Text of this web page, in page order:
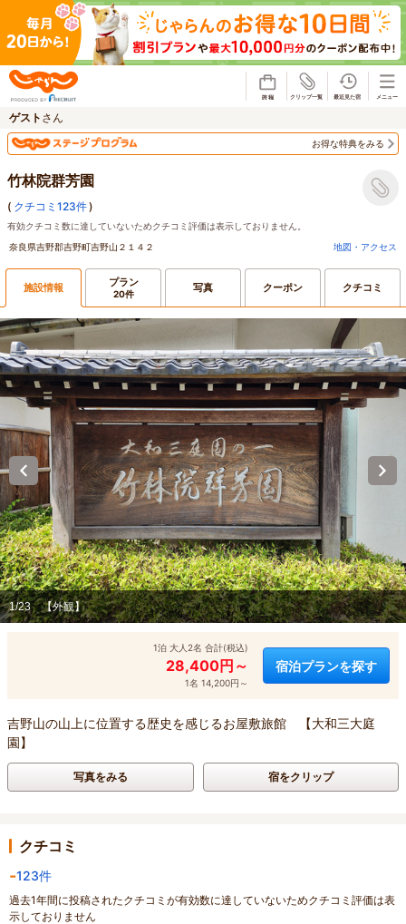
ゲスト さん
お得な特典をみる
竹林院群芳園
( クチコミ123件)
有効クチコミ数に達していないためクチコミ評価は表示しておりません。
奈良県吉野郡吉野町吉野山２１４２
地図・アクセス
施設情報 プラン
20件 写真 クーポン クチコミ
1/23 【外観】
1泊 大人2名 合計(税込)
28,400円～
1名 14,200円～
宿泊プランを探す
吉野山の山上に位置する歴史を感じるお屋敷旅館 【大和三大庭
園】
写真をみる 宿をクリップ
クチコミ
-123件
過去1年間に投稿されたクチコミが有効数に達していないためクチコミ評価は表
示しておりません